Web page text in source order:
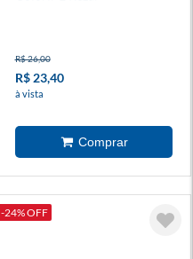
R$ 26,00
R$ 23,40
à vista
-24% OFF